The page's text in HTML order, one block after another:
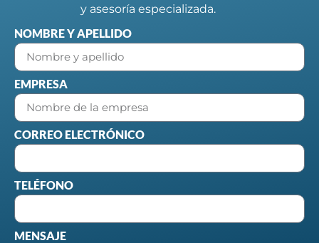
y asesoría especializada.
NOMBRE Y APELLIDO
EMPRESA
CORREO ELECTRÓNICO
TELÉFONO
MENSAJE